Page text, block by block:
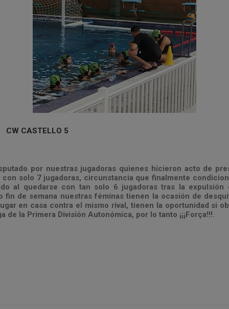
CW CASTELLO 5
por nuestras jugadoras quienes hicieron acto de
con solo 7 jugadoras, circunstancia que finalmente
al quedarse con tan solo 6 jugadoras tras la expulsión
fin de semana nuestras féminas tienen la ocasión de
en casa contra el mismo rival, tienen la oportunidad si
de la Primera División Autonómica, por lo tanto ¡¡¡Força!!!.